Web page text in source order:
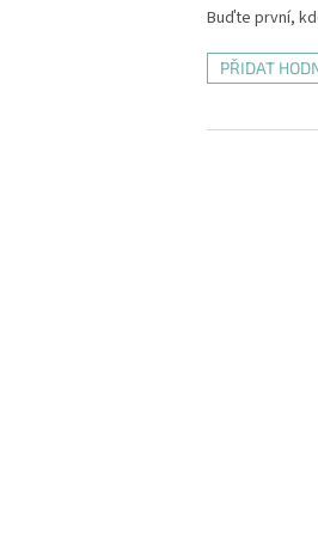
Buďte první,
PŘIDAT